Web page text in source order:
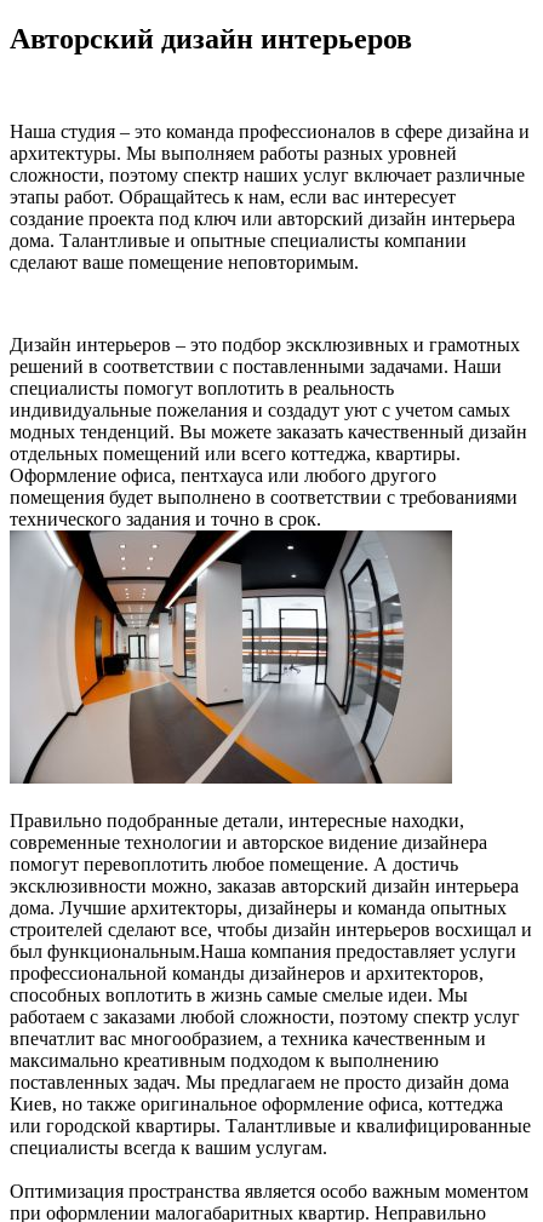
Авторский дизайн интерьеров
Наша студия – это команда профессионалов в сфере дизайна и
архитектуры. Мы выполняем работы разных уровней
сложности, поэтому спектр наших услуг включает различные
этапы работ. Обращайтесь к нам, если вас интересует
создание проекта под ключ или авторский дизайн интерьера
дома. Талантливые и опытные специалисты компании
сделают ваше помещение неповторимым.
Дизайн интерьеров – это подбор эксклюзивных и грамотных
решений в соответствии с поставленными задачами. Наши
специалисты помогут воплотить в реальность
индивидуальные пожелания и создадут уют с учетом самых
модных тенденций. Вы можете заказать качественный дизайн
отдельных помещений или всего коттеджа, квартиры.
Оформление офиса, пентхауса или любого другого
помещения будет выполнено в соответствии с требованиями
технического задания и точно в срок.
Правильно подобранные детали, интересные находки,
современные технологии и авторское видение дизайнера
помогут перевоплотить любое помещение. А достичь
эксклюзивности можно, заказав авторский дизайн интерьера
дома. Лучшие архитекторы, дизайнеры и команда опытных
строителей сделают все, чтобы дизайн интерьеров восхищал и
был функциональным.Наша компания предоставляет услуги
профессиональной команды дизайнеров и архитекторов,
способных воплотить в жизнь самые смелые идеи. Мы
работаем с заказами любой сложности, поэтому спектр услуг
впечатлит вас многообразием, а техника качественным и
максимально креативным подходом к выполнению
поставленных задач. Мы предлагаем не просто дизайн дома
Киев, но также оригинальное оформление офиса, коттеджа
или городской квартиры. Талантливые и квалифицированные
специалисты всегда к вашим услугам.
Оптимизация пространства является особо важным моментом
при оформлении малогабаритных квартир. Неправильно